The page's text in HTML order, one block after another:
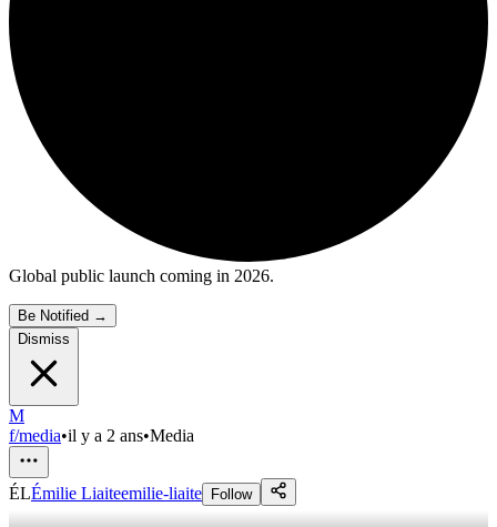
Global public launch coming in 2026.
Be Notified →
Dismiss
M
f/media•il y a 2 ans•Media
ÉLÉmilie Liaiteemilie-liaite Follow